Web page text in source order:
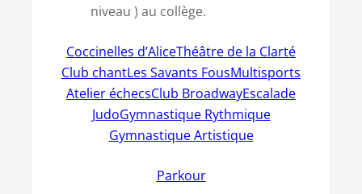
niveau ) au collège.
Coccinelles d’AliceThéâtre de la Clarté
Club chantLes Savants FousMultisports
Atelier échecsClub BroadwayEscalade
JudoGymnastique Rythmique
Gymnastique Artistique
Parkour